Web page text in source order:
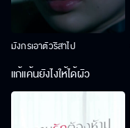
มังกรเอาตัวริสาไป
แก้แค้นยังไงให้ได้ผัว